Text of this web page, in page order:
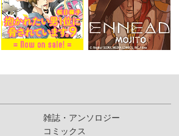
雑誌・アンソロジー
コミックス